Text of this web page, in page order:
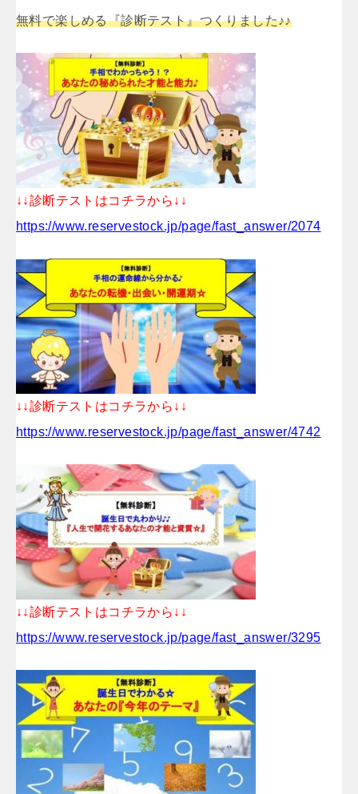
無料で楽しめる『診断テスト』つくりました♪♪
↓↓診断テストはコチラから↓↓
https://www.reservestock.jp/page/fast_answer/2074
↓↓診断テストはコチラから↓↓
https://www.reservestock.jp/page/fast_answer/4742
↓↓診断テストはコチラから↓↓
https://www.reservestock.jp/page/fast_answer/3295